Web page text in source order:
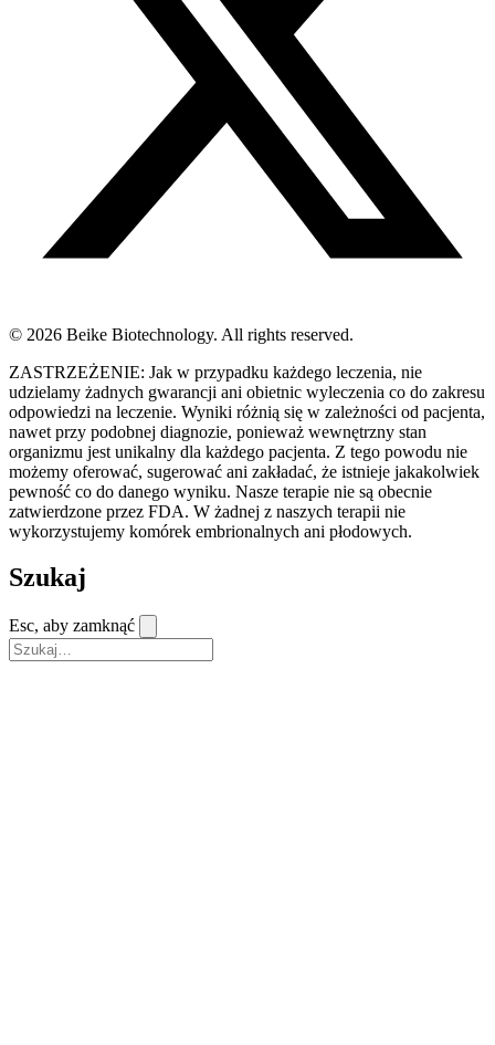
© 2026 Beike Biotechnology. All rights reserved.
ZASTRZEŻENIE: Jak w przypadku każdego leczenia, nie
udzielamy żadnych gwarancji ani obietnic wyleczenia co do zakresu
odpowiedzi na leczenie. Wyniki różnią się w zależności od pacjenta,
nawet przy podobnej diagnozie, ponieważ wewnętrzny stan
organizmu jest unikalny dla każdego pacjenta. Z tego powodu nie
możemy oferować, sugerować ani zakładać, że istnieje jakakolwiek
pewność co do danego wyniku. Nasze terapie nie są obecnie
zatwierdzone przez FDA. W żadnej z naszych terapii nie
wykorzystujemy komórek embrionalnych ani płodowych.
Szukaj
Esc, aby zamknąć